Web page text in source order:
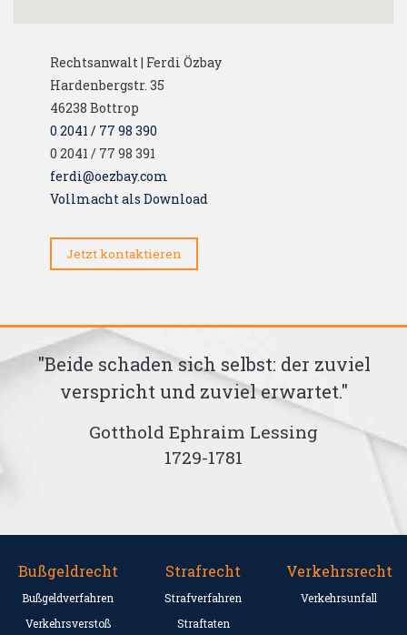
Rechtsanwalt | Ferdi Özbay
Hardenbergstr. 35
46238 Bottrop
0 2041 / 77 98 390
0 2041 / 77 98 391
ferdi@oezbay.com
Vollmacht als Download
Jetzt kontaktieren
"Beide schaden sich selbst: der zuviel
verspricht und zuviel erwartet."
Gotthold Ephraim Lessing
1729-1781
Bußgeldrecht
Bußgeldverfahren
Verkehrsverstoß
Strafrecht
Strafverfahren
Straftaten
Verkehrsrecht
Verkehrsunfall